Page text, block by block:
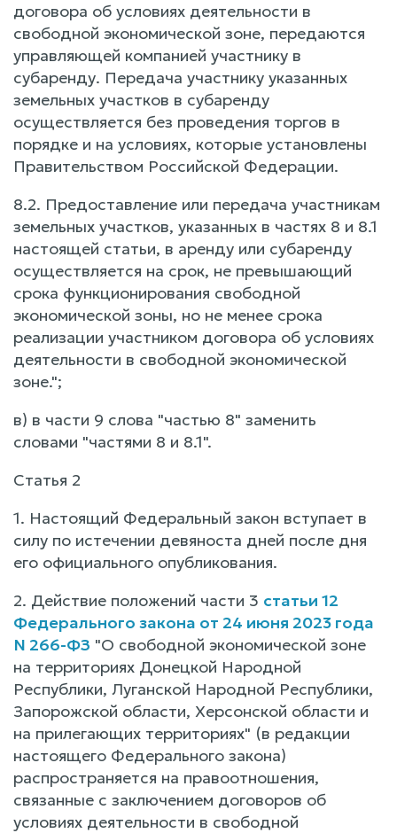
договора об условиях деятельности в
свободной экономической зоне, передаются
управляющей компанией участнику в
субаренду. Передача участнику указанных
земельных участков в субаренду
осуществляется без проведения торгов в
порядке и на условиях, которые установлены
Правительством Российской Федерации.
8.2. Предоставление или передача участникам
земельных участков, указанных в частях 8 и 8.1
настоящей статьи, в аренду или субаренду
осуществляется на срок, не превышающий
срока функционирования свободной
экономической зоны, но не менее срока
реализации участником договора об условиях
деятельности в свободной экономической
зоне.";
в) в части 9 слова "частью 8" заменить
словами "частями 8 и 8.1".
Статья 2
1. Настоящий Федеральный закон вступает в
силу по истечении девяноста дней после дня
его официального опубликования.
2. Действие положений части 3 статьи 12
Федерального закона от 24 июня 2023 года
N 266-ФЗ "О свободной экономической зоне
на территориях Донецкой Народной
Республики, Луганской Народной Республики,
Запорожской области, Херсонской области и
на прилегающих территориях" (в редакции
настоящего Федерального закона)
распространяется на правоотношения,
связанные с заключением договоров об
условиях деятельности в свободной